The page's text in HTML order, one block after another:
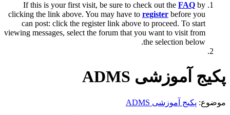
If this is your first visit, be sure to check out the FAQ by
clicking the link above. You may have to register before you
can post: click the register link above to proceed. To start
viewing messages, select the forum that you want to visit from
the selection below.
پکیج آموزشی ADMS
موضوع: پکیج آموزشی ADMS